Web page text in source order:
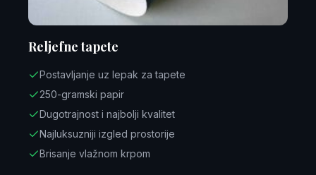
Reljefne tapete
Postavljanje uz lepak za tapete
250-gramski papir
Dugotrajnost i najbolji kvalitet
Najluksuzniji izgled prostorije
Brisanje vlažnom krpom